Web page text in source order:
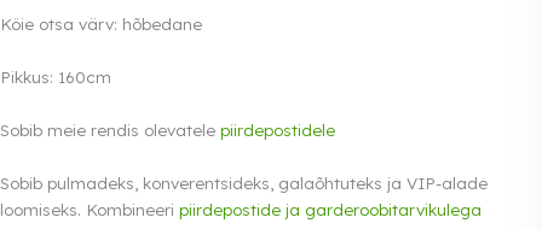
Köie otsa värv: hõbedane
Pikkus: 160cm
Sobib meie rendis olevatele piirdepostidele
Sobib pulmadeks, konverentsideks, galaõhtuteks ja VIP-alade
loomiseks. Kombineeri piirdepostide ja garderoobitarvikulega